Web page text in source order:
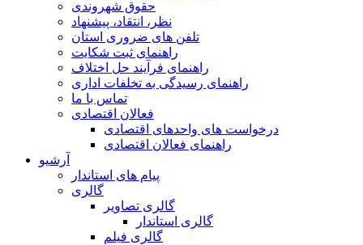
حقوق شهروندی
نظر، انتقاد، پیشنهاد
تلفن های ضروری استان
راهنمای ثبت شکایت
راهنمای فرآیند حل اختلاف
راهنمای رسیدگی به تخلفات اداری
تماس با ما
فعالان اقتصادی
درخواست های واحدهای اقتصادی
راهنمای فعالان اقتصادی
آرشیو
پیام های استاندار
گالری
گالری تصاویر
گالری استاندار
گالری فیلم